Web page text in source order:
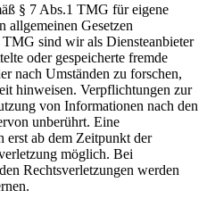
§ 7 Abs.1 TMG für eigene
allgemeinen Gesetzen
sind wir als Diensteanbieter
oder gespeicherte fremde
nach Umständen zu forschen,
hinweisen. Verpflichtungen zur
von Informationen nach den
unberührt. Eine
erst ab dem Zeitpunkt der
möglich. Bei
Rechtsverletzungen werden